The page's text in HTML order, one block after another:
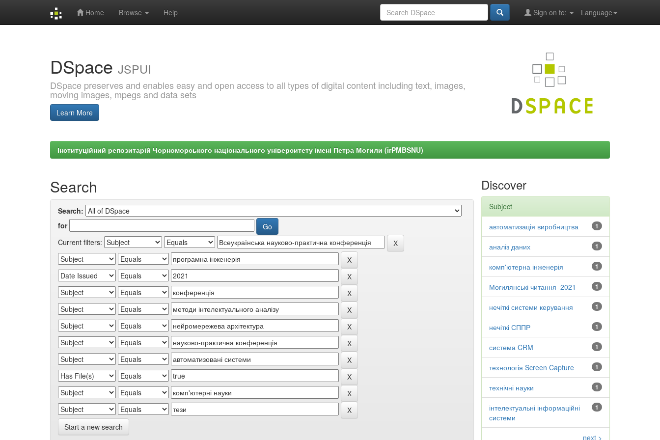
Home Browse Help Language
Sign on to:
DSpace JSPUI
DSpace preserves and enables easy and open access to all types of digital content including text, images,
moving images, mpegs and data sets
Learn More
Інституційний репозитарій Чорноморського національного університету імені Петра Могили (irPMBSNU)
Search
Search:
for
Current filters:
Start a new search
Discover
Subject
1
автоматизація виробництва
1
аналіз даних
1
комп'ютерна інженерія
1
Могилянські читання–2021
1
нечіткі системи керування
1
нечіткі СППР
1
система CRM
1
технологія Screen Capture
1
технічні науки
1
інтелектуальні інформаційні
системи
next >